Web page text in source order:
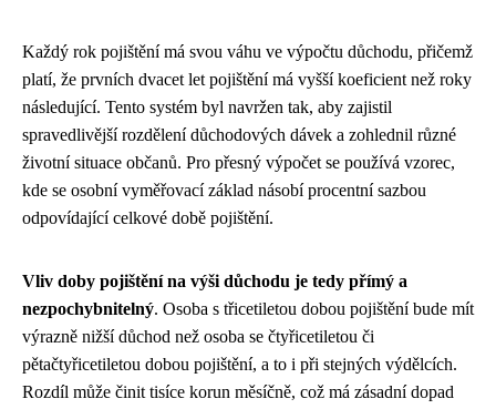
Každý rok pojištění má svou váhu ve výpočtu důchodu, přičemž
platí, že prvních dvacet let pojištění má vyšší koeficient než roky
následující. Tento systém byl navržen tak, aby zajistil
spravedlivější rozdělení důchodových dávek a zohlednil různé
životní situace občanů. Pro přesný výpočet se používá vzorec,
kde se osobní vyměřovací základ násobí procentní sazbou
odpovídající celkové době pojištění.
Vliv doby pojištění na výši důchodu je tedy přímý a
nezpochybnitelný. Osoba s třicetiletou dobou pojištění bude mít
výrazně nižší důchod než osoba se čtyřicetiletou či
pětačtyřicetiletou dobou pojištění, a to i při stejných výdělcích.
Rozdíl může činit tisíce korun měsíčně, což má zásadní dopad